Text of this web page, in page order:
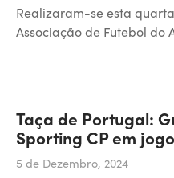
Realizaram-se esta
Associação de Futebol do
Taça de Portugal:
Sporting CP em
5 de Dezembro, 2024